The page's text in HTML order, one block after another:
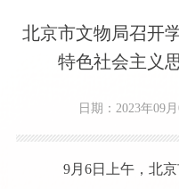
北京市文物局召开
特色社会主义
日期：2023年09月
9月6日上午，北京